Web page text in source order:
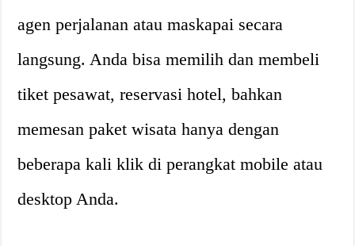
agen perjalanan atau maskapai secara
langsung. Anda bisa memilih dan membeli
tiket pesawat, reservasi hotel, bahkan
memesan paket wisata hanya dengan
beberapa kali klik di perangkat mobile atau
desktop Anda.